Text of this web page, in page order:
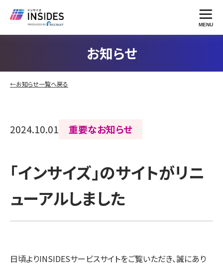
MENU
お知らせ
←お知らせ一覧へ戻る
2024.10.01 重要なお知らせ
「インサイズ」のサイトがリニ
ューアルしました
日頃よりINSIDESサービスサイトをご覧いただき、誠にあり